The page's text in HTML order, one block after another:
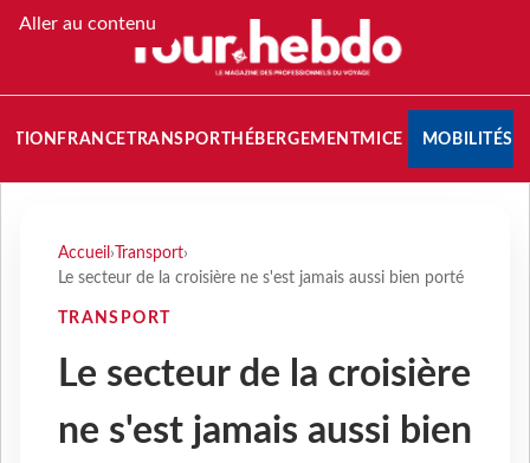
Aller au contenu
FRANCETRANSPORT HÉBERGEMENTMICE MOBILITÉS
Accueil › Transport›
Le secteur de la croisière ne s'est jamais aussi bien porté
TRANSPORT
Le secteur de la croisière
ne s'est jamais aussi bien